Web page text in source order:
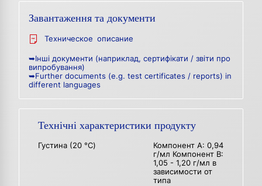
Завантаження та документи
Техническое описание
➥Інші документи (наприклад, сертифікати / звіти про
випробування)
➥Further documents (e.g. test certificates / reports) in
different languages
Технічні характеристики продукту
Густина (20 °C)
Компонент A: 0,94
г/мл Компонент B:
1,05 - 1,20 г/мл в
зависимости от
типа